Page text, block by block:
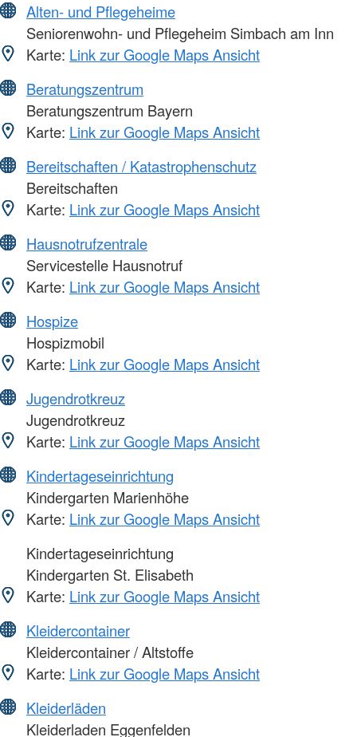
Alten- und Pflegeheime
Seniorenwohn- und Pflegeheim Simbach am Inn
Karte: Link zur Google Maps Ansicht
Beratungszentrum
Beratungszentrum Bayern
Karte: Link zur Google Maps Ansicht
Bereitschaften / Katastrophenschutz
Bereitschaften
Karte: Link zur Google Maps Ansicht
Hausnotrufzentrale
Servicestelle Hausnotruf
Karte: Link zur Google Maps Ansicht
Hospize
Hospizmobil
Karte: Link zur Google Maps Ansicht
Jugendrotkreuz
Jugendrotkreuz
Karte: Link zur Google Maps Ansicht
Kindertageseinrichtung
Kindergarten Marienhöhe
Karte: Link zur Google Maps Ansicht
Kindertageseinrichtung
Kindergarten St. Elisabeth
Karte: Link zur Google Maps Ansicht
Kleidercontainer
Kleidercontainer / Altstoffe
Karte: Link zur Google Maps Ansicht
Kleiderläden
Kleiderladen Eggenfelden